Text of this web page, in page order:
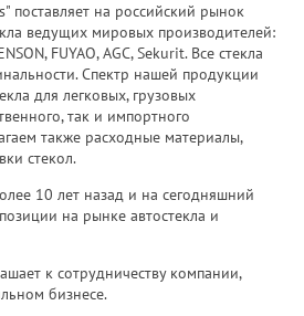
на российский рынок
ведущих мировых производителей:
FUYAO, AGC, Sekurit. Все стекла
Спектр нашей продукции
для легковых, грузовых
так и импортного
также расходные материалы,
стекол.
10 лет назад и на сегодняшний
на рынке автостекла и
к сотрудничеству компании,
бизнесе.